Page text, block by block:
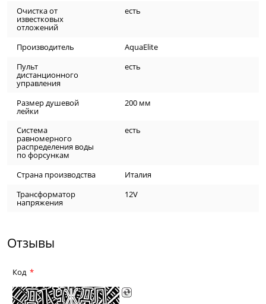
Очистка от
известковых
отложений
есть
Производитель
AquaElite
Пульт
дистанционного
управления
есть
Размер душевой
лейки
200 мм
Система
равномерного
распределения воды
по форсункам
есть
Страна производства
Италия
Трансформатор
напряжения
12V
Отзывы
Код